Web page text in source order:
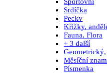
Srdíčka
Pecky
Křížky,
Fauna, Flora
+ 3 další
Měsíční
Písmenka